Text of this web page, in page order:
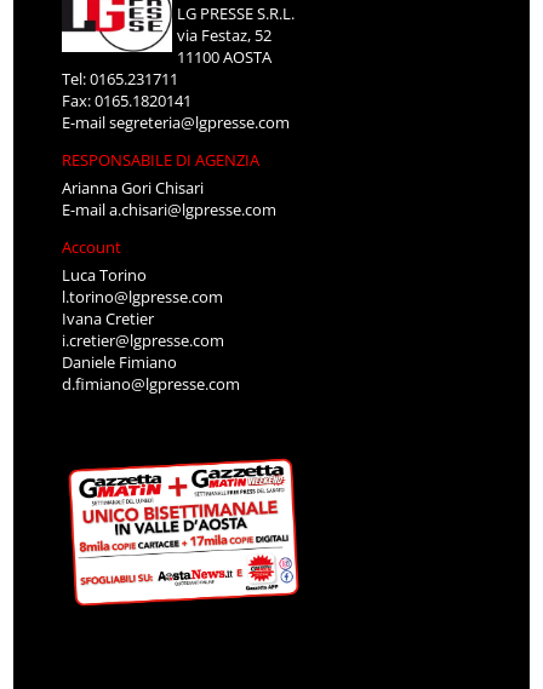
LG PRESSE S.R.L.
via Festaz, 52
11100 AOSTA
Tel: 0165.231711
Fax: 0165.1820141
E-mailsegreteria@lgpresse.com
RESPONSABILE DI AGENZIA
Arianna Gori Chisari
E-maila.chisari@lgpresse.com
Account
Luca Torino
l.torino@lgpresse.com
Ivana Cretier
i.cretier@lgpresse.com
Daniele Fimiano
d.fimiano@lgpresse.com